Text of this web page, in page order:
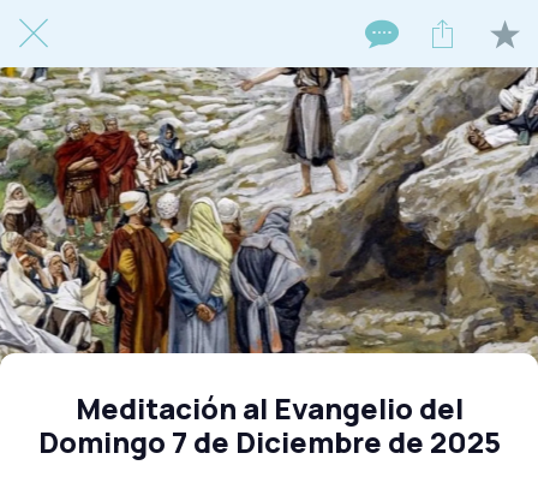
Meditación al Evangelio del
Domingo 7 de Diciembre de 2025